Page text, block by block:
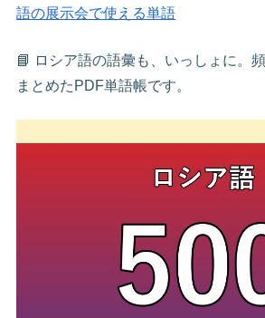
語の展示会で使える単語
📘 ロシア語の語彙も、いっしょに。
まとめたPDF単語帳です。